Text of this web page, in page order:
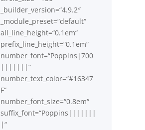
_builder_version=“4.9.2″
_module_preset=“default“
all_line_height=“0.1em“
prefix_line_height=“0.1em“
number_font=“Poppins|700
|||||||“
number_text_color=“#16347
F“
number_font_size=“0.8em“
suffix_font=“Poppins|||||||
|“